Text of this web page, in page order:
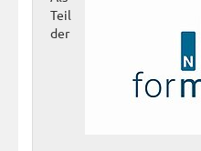
Teil
der